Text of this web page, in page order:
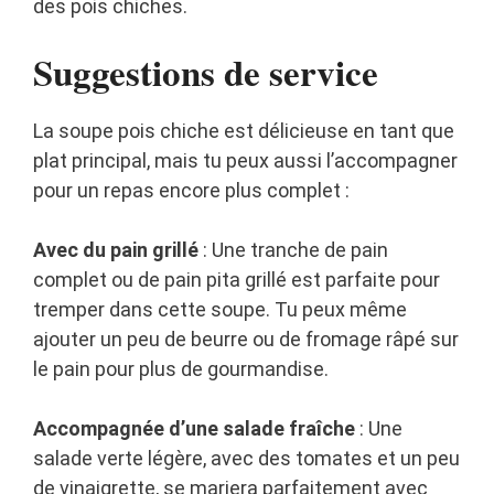
des pois chiches.
Suggestions de service
La soupe pois chiche est délicieuse en tant que
plat principal, mais tu peux aussi l’accompagner
pour un repas encore plus complet :
Avec du pain grillé : Une tranche de pain
complet ou de pain pita grillé est parfaite pour
tremper dans cette soupe. Tu peux même
ajouter un peu de beurre ou de fromage râpé sur
le pain pour plus de gourmandise.
Accompagnée d’une salade fraîche : Une
salade verte légère, avec des tomates et un peu
de vinaigrette, se mariera parfaitement avec